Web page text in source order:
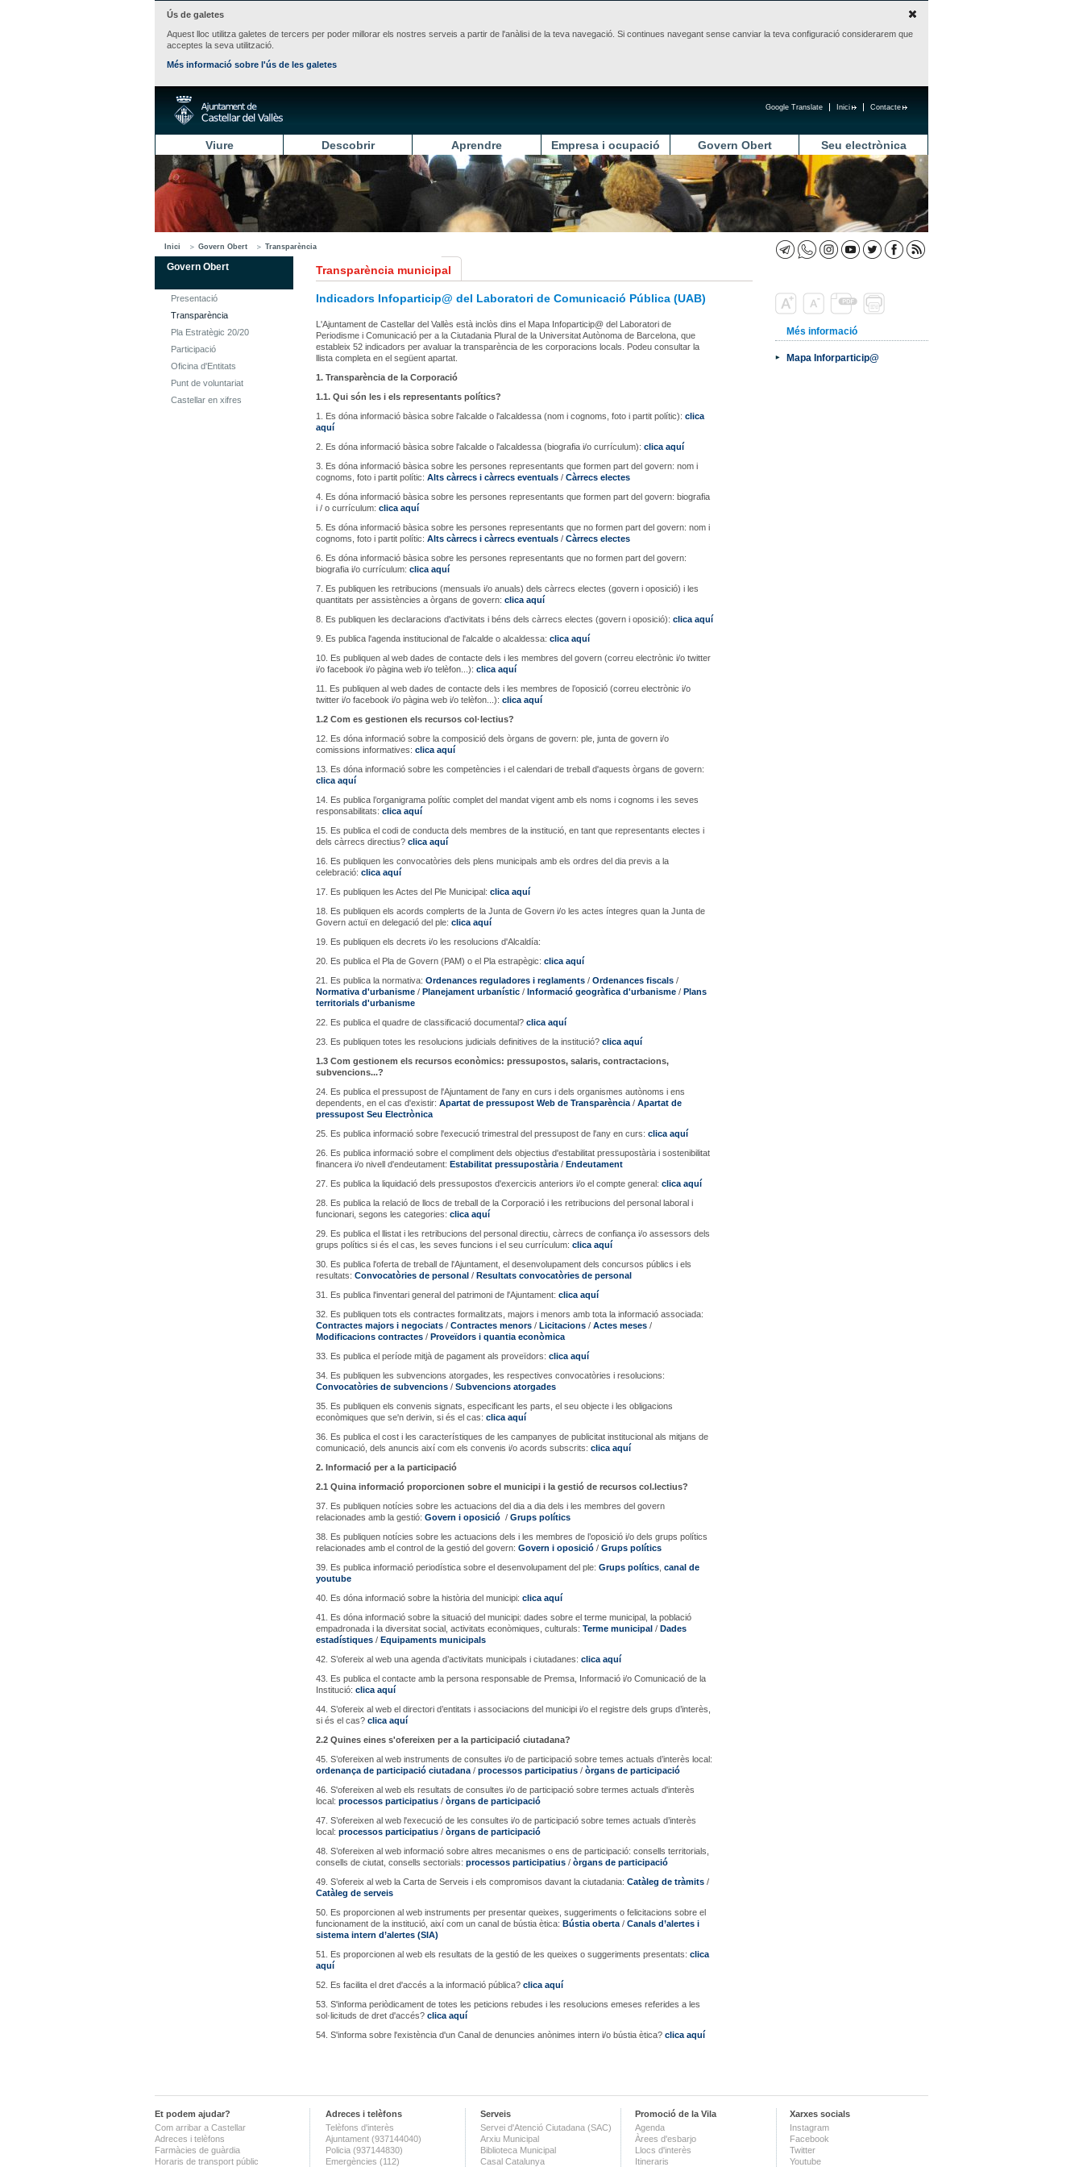
Ús de galetes
Aquest lloc utilitza galetes de tercers per poder millorar els nostres serveis a partir de l'anàlisi de la teva navegació. Si continues navegant sense canviar la teva configuració considerarem que
acceptes la seva utilització.
Més informació sobre l'ús de les galetes
Contacte
Inici
Google Translate
Viure Descobrir Aprendre Empresa i ocupació Govern Obert Seu electrònica
Inici Govern Obert Transparència
Govern Obert
Presentació
Transparència
Pla Estratègic 20/20
Participació
Oficina d'Entitats
Punt de voluntariat
Castellar en xifres
Transparència municipal
Indicadors Infoparticip@ del Laboratori de Comunicació Pública (UAB)
L'Ajuntament de Castellar del Vallès està inclòs dins el Mapa Infoparticip@ del Laboratori de
Periodisme i Comunicació per a la Ciutadania Plural de la Universitat Autònoma de Barcelona, que
estableix 52 indicadors per avaluar la transparència de les corporacions locals. Podeu consultar la
llista completa en el següent apartat.
1. Transparència de la Corporació
1.1. Qui són les i els representants polítics?
1. Es dóna informació bàsica sobre l'alcalde o l'alcaldessa (nom i cognoms, foto i partit polític): clica
aquí
2. Es dóna informació bàsica sobre l'alcalde o l'alcaldessa (biografia i/o currículum): clica aquí
3. Es dóna informació bàsica sobre les persones representants que formen part del govern: nom i
cognoms, foto i partit polític: Alts càrrecs i càrrecs eventuals / Càrrecs electes
4. Es dóna informació bàsica sobre les persones representants que formen part del govern: biografia
i / o currículum: clica aquí
5. Es dóna informació bàsica sobre les persones representants que no formen part del govern: nom i
cognoms, foto i partit polític: Alts càrrecs i càrrecs eventuals / Càrrecs electes
6. Es dóna informació bàsica sobre les persones representants que no formen part del govern:
biografia i/o currículum: clica aquí
7. Es publiquen les retribucions (mensuals i/o anuals) dels càrrecs electes (govern i oposició) i les
quantitats per assistències a òrgans de govern: clica aquí
8. Es publiquen les declaracions d'activitats i béns dels càrrecs electes (govern i oposició): clica aquí
9. Es publica l'agenda institucional de l'alcalde o alcaldessa: clica aquí
10. Es publiquen al web dades de contacte dels i les membres del govern (correu electrònic i/o twitter
i/o facebook i/o pàgina web i/o telèfon...): clica aquí
11. Es publiquen al web dades de contacte dels i les membres de l’oposició (correu electrònic i/o
twitter i/o facebook i/o pàgina web i/o telèfon...): clica aquí
1.2 Com es gestionen els recursos col·lectius?
12. Es dóna informació sobre la composició dels òrgans de govern: ple, junta de govern i/o
comissions informatives: clica aquí
13. Es dóna informació sobre les competències i el calendari de treball d'aquests òrgans de govern:
clica aquí
14. Es publica l’organigrama polític complet del mandat vigent amb els noms i cognoms i les seves
responsabilitats: clica aquí
15. Es publica el codi de conducta dels membres de la institució, en tant que representants electes i
dels càrrecs directius? clica aquí
16. Es publiquen les convocatòries dels plens municipals amb els ordres del dia previs a la
celebració: clica aquí
17. Es publiquen les Actes del Ple Municipal: clica aquí
18. Es publiquen els acords complerts de la Junta de Govern i/o les actes íntegres quan la Junta de
Govern actuï en delegació del ple: clica aquí
19. Es publiquen els decrets i/o les resolucions d'Alcaldía:
20. Es publica el Pla de Govern (PAM) o el Pla estrapègic: clica aquí
21. Es publica la normativa: Ordenances reguladores i reglaments / Ordenances fiscals /
Normativa d'urbanisme / Planejament urbanístic / Informació geogràfica d'urbanisme / Plans
territorials d'urbanisme
22. Es publica el quadre de classificació documental? clica aquí
23. Es publiquen totes les resolucions judicials definitives de la institució? clica aquí
1.3 Com gestionem els recursos econòmics: pressupostos, salaris, contractacions,
subvencions...?
24. Es publica el pressupost de l'Ajuntament de l'any en curs i dels organismes autònoms i ens
dependents, en el cas d'existir: Apartat de pressupost Web de Transparència / Apartat de
pressupost Seu Electrònica
25. Es publica informació sobre l'execució trimestral del pressupost de l'any en curs: clica aquí
26. Es publica informació sobre el compliment dels objectius d'estabilitat pressupostària i sostenibilitat
financera i/o nivell d'endeutament: Estabilitat pressupostària / Endeutament
27. Es publica la liquidació dels pressupostos d'exercicis anteriors i/o el compte general: clica aquí
28. Es publica la relació de llocs de treball de la Corporació i les retribucions del personal laboral i
funcionari, segons les categories: clica aquí
29. Es publica el llistat i les retribucions del personal directiu, càrrecs de confiança i/o assessors dels
grups polítics si és el cas, les seves funcions i el seu currículum: clica aquí
30. Es publica l'oferta de treball de l'Ajuntament, el desenvolupament dels concursos públics i els
resultats: Convocatòries de personal / Resultats convocatòries de personal
31. Es publica l'inventari general del patrimoni de l'Ajuntament: clica aquí
32. Es publiquen tots els contractes formalitzats, majors i menors amb tota la informació associada:
Contractes majors i negociats / Contractes menors / Licitacions / Actes meses /
Modificacions contractes / Proveïdors i quantia econòmica
33. Es publica el període mitjà de pagament als proveïdors: clica aquí
34. Es publiquen les subvencions atorgades, les respectives convocatòries i resolucions:
Convocatòries de subvencions / Subvencions atorgades
35. Es publiquen els convenis signats, especificant les parts, el seu objecte i les obligacions
econòmiques que se'n derivin, si és el cas: clica aquí
36. Es publica el cost i les característiques de les campanyes de publicitat institucional als mitjans de
comunicació, dels anuncis així com els convenis i/o acords subscrits: clica aquí
2. Informació per a la participació
2.1 Quina informació proporcionen sobre el municipi i la gestió de recursos col.lectius?
37. Es publiquen notícies sobre les actuacions del dia a dia dels i les membres del govern
relacionades amb la gestió: Govern i oposició / Grups polítics
38. Es publiquen notícies sobre les actuacions dels i les membres de l’oposició i/o dels grups polítics
relacionades amb el control de la gestió del govern: Govern i oposició / Grups polítics
39. Es publica informació periodística sobre el desenvolupament del ple: Grups polítics canal de
youtube
40. Es dóna informació sobre la història del municipi: clica aquí
41. Es dóna informació sobre la situació del municipi: dades sobre el terme municipal, la població
empadronada i la diversitat social, activitats econòmiques, culturals: Terme municipal / Dades
estadístiques / Equipaments municipals
42. S’ofereix al web una agenda d’activitats municipals i ciutadanes: clica aquí
43. Es publica el contacte amb la persona responsable de Premsa, Informació i/o Comunicació de la
Institució: clica aquí
44. S’ofereix al web el directori d’entitats i associacions del municipi i/o el registre dels grups d’interès,
si és el cas? clica aquí
2.2 Quines eines s'ofereixen per a la participació ciutadana?
45. S’ofereixen al web instruments de consultes i/o de participació sobre temes actuals d’interès local:
ordenança de participació ciutadana / processos participatius / òrgans de participació
46. S'ofereixen al web els resultats de consultes i/o de participació sobre termes actuals d'interès
local: processos participatius / òrgans de participació
47. S’ofereixen al web l'execució de les consultes i/o de participació sobre temes actuals d’interès
local: processos participatius / òrgans de participació
48. S’ofereixen al web informació sobre altres mecanismes o ens de participació: consells territorials,
consells de ciutat, consells sectorials: processos participatius / òrgans de participació
49. S’ofereix al web la Carta de Serveis i els compromisos davant la ciutadania: Catàleg de tràmits /
Catàleg de serveis
50. Es proporcionen al web instruments per presentar queixes, suggeriments o felicitacions sobre el
funcionament de la institució, així com un canal de bústia ètica: Bústia oberta / Canals d’alertes i
sistema intern d’alertes (SIA)
51. Es proporcionen al web els resultats de la gestió de les queixes o suggeriments presentats: clica
aquí
52. Es facilita el dret d'accés a la informació pública? clica aquí
53. S'informa periòdicament de totes les peticions rebudes i les resolucions emeses referides a les
sol·licituds de dret d'accés? clica aquí
54. S'informa sobre l'existència d'un Canal de denuncies anònimes intern i/o bústia ètica? clica aquí
Més informació
Mapa Inforparticip@
Et podem ajudar?
Com arribar a Castellar
Adreces i telèfons
Farmàcies de guàrdia
Horaris de transport públic
Adreces i telèfons
Telèfons d'interès
Ajuntament (937144040)
Policia (937144830)
Emergències (112)
Serveis
Servei d'Atenció Ciutadana (SAC)
Arxiu Municipal
Biblioteca Municipal
Casal Catalunya
Promoció de la Vila
Agenda
Àrees d'esbarjo
Llocs d'interès
Itineraris
Xarxes socials
Instagram
Facebook
Twitter
Youtube